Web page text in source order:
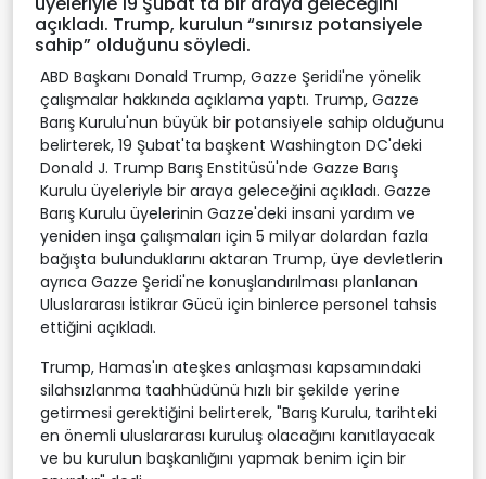
açıkladı. Trump, kurulun “sınırsız potansiyele
sahip” olduğunu söyledi.
ABD Başkanı Donald Trump, Gazze Şeridi'ne yönelik
çalışmalar hakkında açıklama yaptı. Trump, Gazze
Barış Kurulu'nun büyük bir potansiyele sahip olduğunu
belirterek, 19 Şubat'ta başkent Washington DC'deki
Donald J. Trump Barış Enstitüsü'nde Gazze Barış
Kurulu üyeleriyle bir araya geleceğini açıkladı. Gazze
Barış Kurulu üyelerinin Gazze'deki insani yardım ve
yeniden inşa çalışmaları için 5 milyar dolardan fazla
bağışta bulunduklarını aktaran Trump, üye devletlerin
ayrıca Gazze Şeridi'ne konuşlandırılması planlanan
Uluslararası İstikrar Gücü için binlerce personel tahsis
ettiğini açıkladı.
Trump, Hamas'ın ateşkes anlaşması kapsamındaki
silahsızlanma taahhüdünü hızlı bir şekilde yerine
getirmesi gerektiğini belirterek, "Barış Kurulu, tarihteki
en önemli uluslararası kuruluş olacağını kanıtlayacak
ve bu kurulun başkanlığını yapmak benim için bir